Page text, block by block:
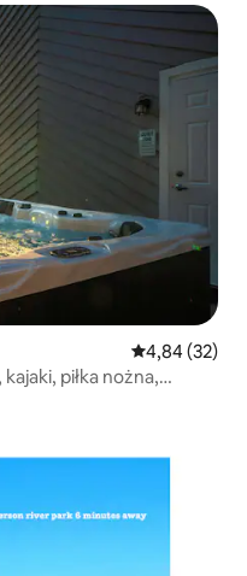
Średnia
4,84 (32)
piłka nożna,